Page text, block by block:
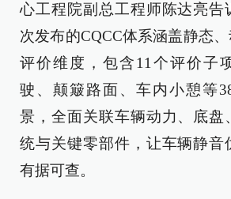
心工程院副总工程师陈达亮告
次发布的CQCC体系涵盖静态
评价维度，包含11个评价子
驶、颠簸路面、车内小憩等
景，全面关联车辆动力、底盘
统与关键零部件，让车辆静音
有据可查。